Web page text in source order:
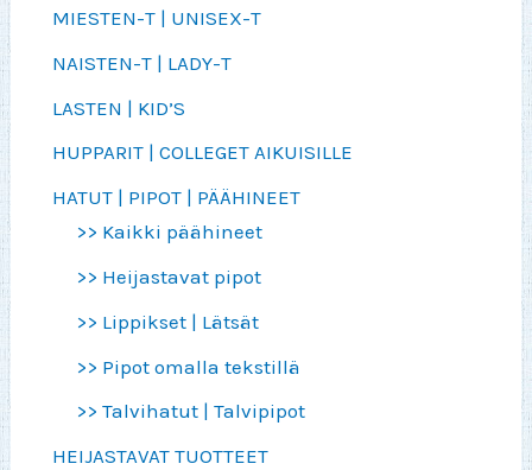
MIESTEN-T | UNISEX-T
NAISTEN-T | LADY-T
LASTEN | KID’S
HUPPARIT | COLLEGET AIKUISILLE
HATUT | PIPOT | PÄÄHINEET
>> Kaikki päähineet
>> Heijastavat pipot
>> Lippikset | Lätsät
>> Pipot omalla tekstillä
>> Talvihatut | Talvipipot
HEIJASTAVAT TUOTTEET